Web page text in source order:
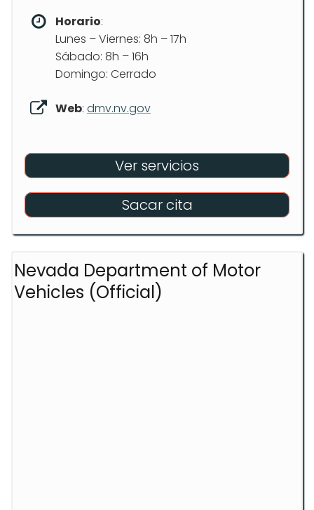
Horario:
Lunes – Viernes: 8h – 17h
Sábado: 8h – 16h
Domingo: Cerrado
Web: dmv.nv.gov
Ver servicios
Sacar cita
Nevada Department of Motor
Vehicles (Official)